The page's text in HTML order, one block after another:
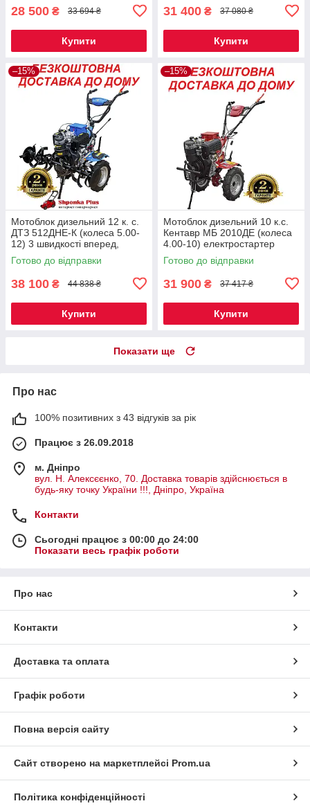
28 500 ₴ 33 694 ₴
Купити
31 400 ₴ 37 080 ₴
Купити
–15%
Мотоблок дизельний 12 к. с.
ДТЗ 512ДНЕ-К (колеса 5.00-
12) 3 швидкості вперед,
електростартер чек
Готово до відправки
38 100 ₴ 44 838 ₴
Купити
–15%
Мотоблок дизельний 10 к.с.
Кентавр МБ 2010ДЕ (колеса
4.00-10) електростартер
Готово до відправки
31 900 ₴ 37 417 ₴
Купити
Показати ще
Про нас
100% позитивних з 43 відгуків за рік
Працює з 26.09.2018
м. Дніпро
вул. Н. Алексєєнко, 70. Доставка товарів здійснюється в
будь-яку точку України !!!, Дніпро, Україна
Контакти
Сьогодні працює з 00:00 до 24:00
Показати весь графік роботи
Про нас
Контакти
Доставка та оплата
Графік роботи
Повна версія сайту
Сайт створено на маркетплейсі Prom.ua
Політика конфіденційності